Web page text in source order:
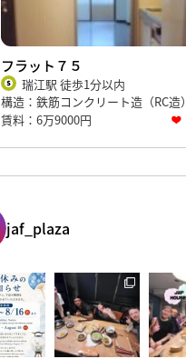
フラット７５
瑞江駅 徒歩1分以内
構造：鉄筋コンクリート造（RC造）
賃料：6万9000円
jaf_plaza